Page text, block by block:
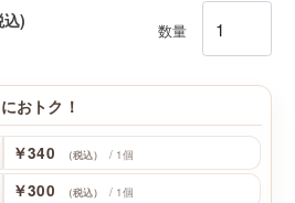
込)
数量
おトク！
￥340 （税込） / 1個
￥300 （税込） / 1個